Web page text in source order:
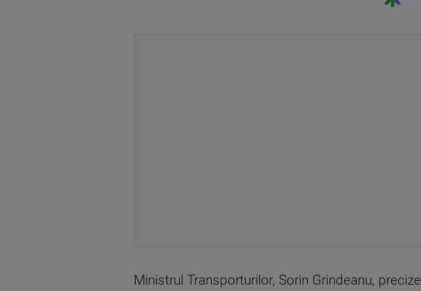
Ministrul Transporturilor, Sorin Grindeanu,